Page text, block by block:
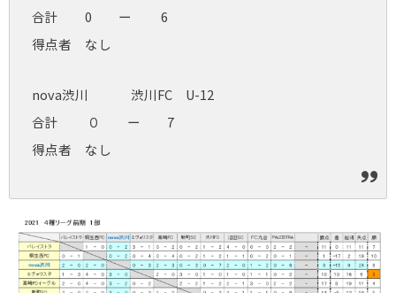
合計 0 ー 6
得点者 なし
nova渋川 渋川FC U-12
合計 ０ ー 7
得点者 なし